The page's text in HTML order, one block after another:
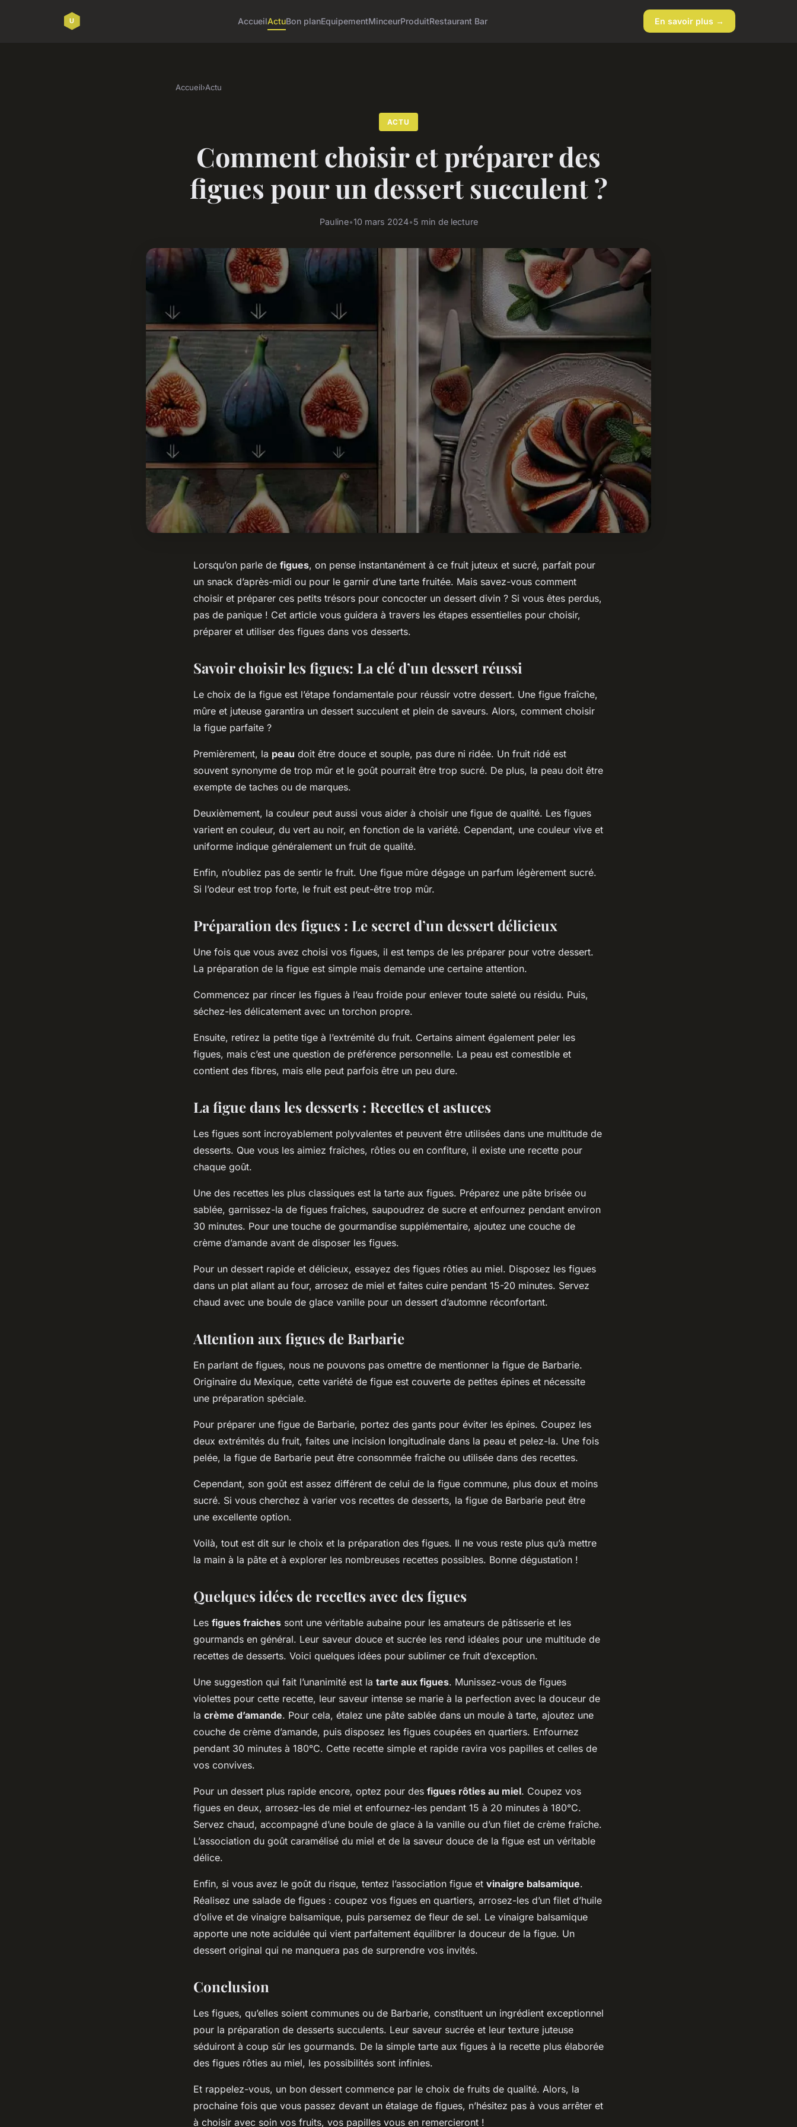
AccueilActuBon planEquipementMinceurProduitRestaurant Bar En savoir plus →
Accueil›Actu
ACTU
Comment choisir et préparer des
figues pour un dessert succulent ?
Pauline•10 mars 2024•5 min de lecture
Lorsqu’on parle de figues, on pense instantanément à ce fruit juteux et sucré, parfait pour
un snack d’après-midi ou pour le garnir d’une tarte fruitée. Mais savez-vous comment
choisir et préparer ces petits trésors pour concocter un dessert divin ? Si vous êtes perdus,
pas de panique ! Cet article vous guidera à travers les étapes essentielles pour choisir,
préparer et utiliser des figues dans vos desserts.
Savoir choisir les figues: La clé d’un dessert réussi
Le choix de la figue est l’étape fondamentale pour réussir votre dessert. Une figue fraîche,
mûre et juteuse garantira un dessert succulent et plein de saveurs. Alors, comment choisir
la figue parfaite ?
Premièrement, la peau doit être douce et souple, pas dure ni ridée. Un fruit ridé est
souvent synonyme de trop mûr et le goût pourrait être trop sucré. De plus, la peau doit être
exempte de taches ou de marques.
Deuxièmement, la couleur peut aussi vous aider à choisir une figue de qualité. Les figues
varient en couleur, du vert au noir, en fonction de la variété. Cependant, une couleur vive et
uniforme indique généralement un fruit de qualité.
Enfin, n’oubliez pas de sentir le fruit. Une figue mûre dégage un parfum légèrement sucré.
Si l’odeur est trop forte, le fruit est peut-être trop mûr.
Préparation des figues : Le secret d’un dessert délicieux
Une fois que vous avez choisi vos figues, il est temps de les préparer pour votre dessert.
La préparation de la figue est simple mais demande une certaine attention.
Commencez par rincer les figues à l’eau froide pour enlever toute saleté ou résidu. Puis,
séchez-les délicatement avec un torchon propre.
Ensuite, retirez la petite tige à l’extrémité du fruit. Certains aiment également peler les
figues, mais c’est une question de préférence personnelle. La peau est comestible et
contient des fibres, mais elle peut parfois être un peu dure.
La figue dans les desserts : Recettes et astuces
Les figues sont incroyablement polyvalentes et peuvent être utilisées dans une multitude de
desserts. Que vous les aimiez fraîches, rôties ou en confiture, il existe une recette pour
chaque goût.
Une des recettes les plus classiques est la tarte aux figues. Préparez une pâte brisée ou
sablée, garnissez-la de figues fraîches, saupoudrez de sucre et enfournez pendant environ
30 minutes. Pour une touche de gourmandise supplémentaire, ajoutez une couche de
crème d’amande avant de disposer les figues.
Pour un dessert rapide et délicieux, essayez des figues rôties au miel. Disposez les figues
dans un plat allant au four, arrosez de miel et faites cuire pendant 15-20 minutes. Servez
chaud avec une boule de glace vanille pour un dessert d’automne réconfortant.
Attention aux figues de Barbarie
En parlant de figues, nous ne pouvons pas omettre de mentionner la figue de Barbarie.
Originaire du Mexique, cette variété de figue est couverte de petites épines et nécessite
une préparation spéciale.
Pour préparer une figue de Barbarie, portez des gants pour éviter les épines. Coupez les
deux extrémités du fruit, faites une incision longitudinale dans la peau et pelez-la. Une fois
pelée, la figue de Barbarie peut être consommée fraîche ou utilisée dans des recettes.
Cependant, son goût est assez différent de celui de la figue commune, plus doux et moins
sucré. Si vous cherchez à varier vos recettes de desserts, la figue de Barbarie peut être
une excellente option.
Voilà, tout est dit sur le choix et la préparation des figues. Il ne vous reste plus qu’à mettre
la main à la pâte et à explorer les nombreuses recettes possibles. Bonne dégustation !
Quelques idées de recettes avec des figues
Les figues fraiches sont une véritable aubaine pour les amateurs de pâtisserie et les
gourmands en général. Leur saveur douce et sucrée les rend idéales pour une multitude de
recettes de desserts. Voici quelques idées pour sublimer ce fruit d’exception.
Une suggestion qui fait l’unanimité est la tarte aux figues. Munissez-vous de figues
violettes pour cette recette, leur saveur intense se marie à la perfection avec la douceur de
la crème d’amande. Pour cela, étalez une pâte sablée dans un moule à tarte, ajoutez une
couche de crème d’amande, puis disposez les figues coupées en quartiers. Enfournez
pendant 30 minutes à 180°C. Cette recette simple et rapide ravira vos papilles et celles de
vos convives.
Pour un dessert plus rapide encore, optez pour des figues rôties au miel. Coupez vos
figues en deux, arrosez-les de miel et enfournez-les pendant 15 à 20 minutes à 180°C.
Servez chaud, accompagné d’une boule de glace à la vanille ou d’un filet de crème fraîche.
L’association du goût caramélisé du miel et de la saveur douce de la figue est un véritable
délice.
Enfin, si vous avez le goût du risque, tentez l’association figue et vinaigre balsamique.
Réalisez une salade de figues : coupez vos figues en quartiers, arrosez-les d’un filet d’huile
d’olive et de vinaigre balsamique, puis parsemez de fleur de sel. Le vinaigre balsamique
apporte une note acidulée qui vient parfaitement équilibrer la douceur de la figue. Un
dessert original qui ne manquera pas de surprendre vos invités.
Conclusion
Les figues, qu’elles soient communes ou de Barbarie, constituent un ingrédient exceptionnel
pour la préparation de desserts succulents. Leur saveur sucrée et leur texture juteuse
séduiront à coup sûr les gourmands. De la simple tarte aux figues à la recette plus élaborée
des figues rôties au miel, les possibilités sont infinies.
Et rappelez-vous, un bon dessert commence par le choix de fruits de qualité. Alors, la
prochaine fois que vous passez devant un étalage de figues, n’hésitez pas à vous arrêter et
à choisir avec soin vos fruits, vos papilles vous en remercieront !